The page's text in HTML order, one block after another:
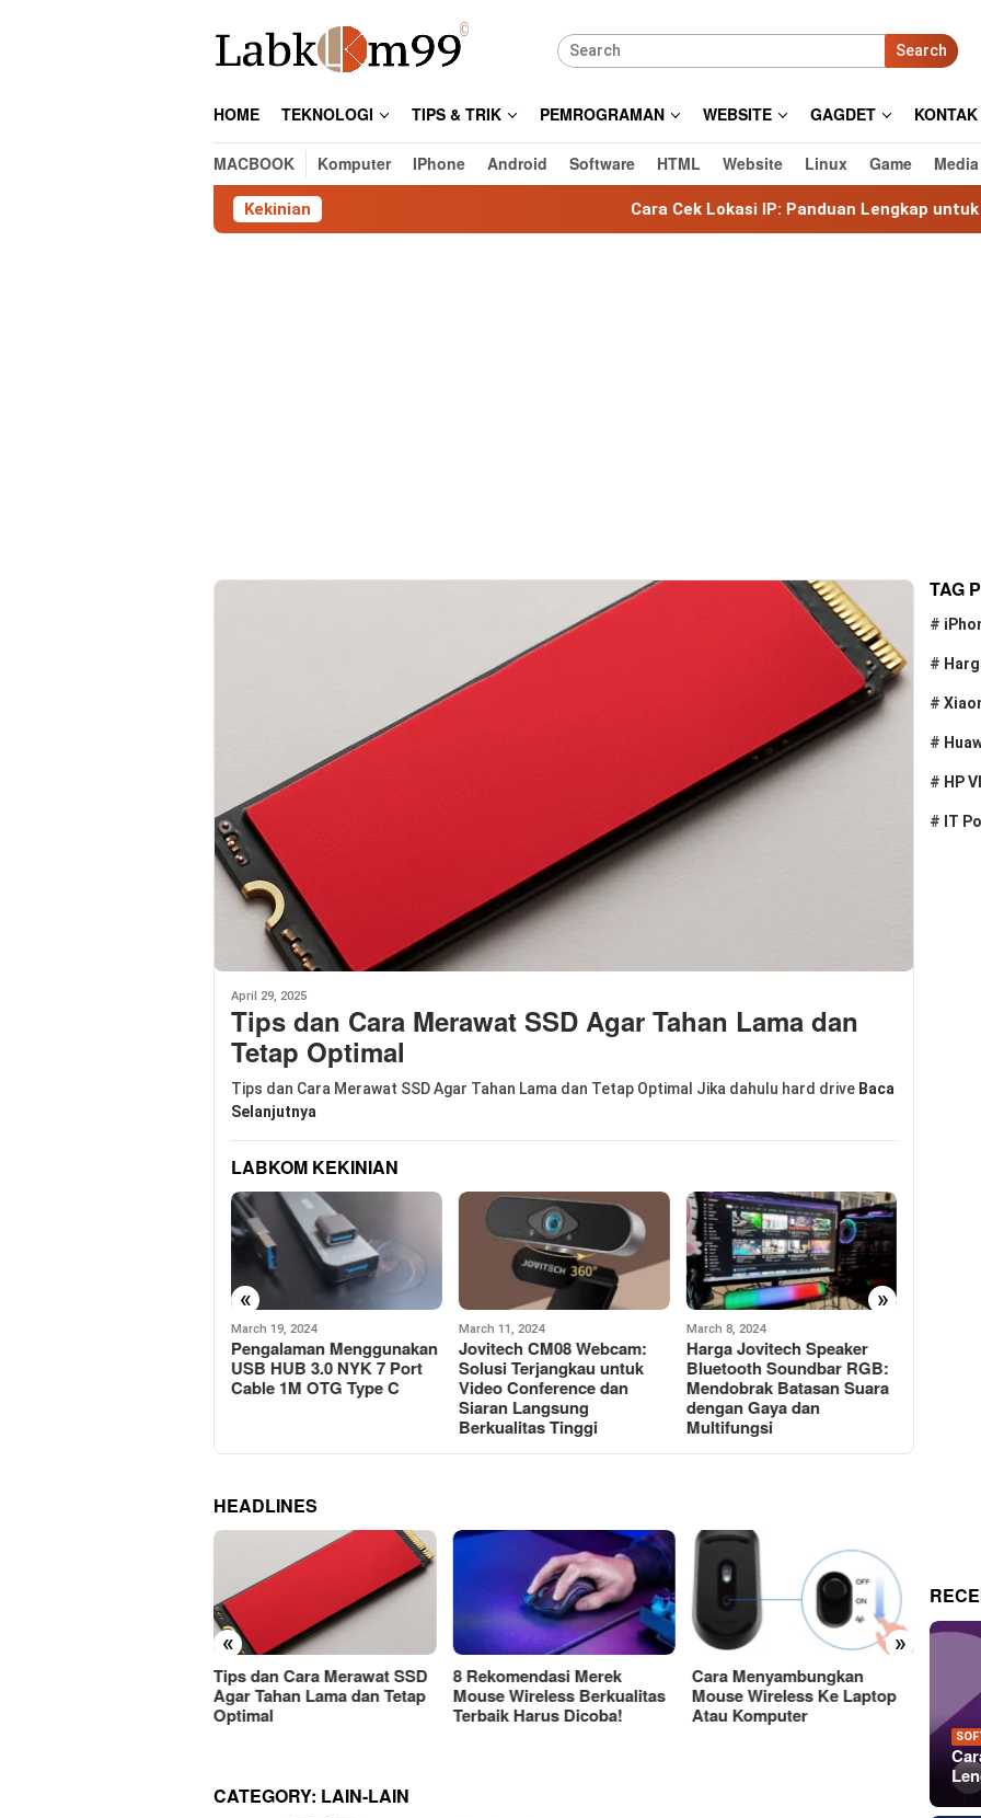
Search
HOME TEKNOLOGI TIPS & TRIK PEMROGRAMAN WEBSITE GAGDET
MACBOOK Komputer IPhone Android Software HTML Website Linux Game
Kekinian Cara Cek Lokasi IP: Panduan Lengkap untuk Mengetahui
April 29, 2025
Tips dan Cara Merawat SSD Agar Tahan Lama dan
Tetap Optimal
Tips dan Cara Merawat SSD Agar Tahan Lama dan Tetap Optimal Jika dahulu hard drive Baca
Selanjutnya
LABKOM KEKINIAN
« »
March 11, 2024
Jovitech CM08 Webcam:
Solusi Terjangkau untuk
Video Conference dan
March 8, 2024
Harga Jovitech Speaker
Bluetooth Soundbar RGB:
Mendobrak Batasan Suara
dengan Gaya dan
Multifungsi
March 7, 2024
Review Speaker Bluetooth
Portable Bass S16 –
Pengalaman Musik
Berkualitas dengan Harga
Terjangkau
HEADLINES
« »
8 Rekomendasi Merek
Mouse Wireless Berkualitas
Terbaik Harus Dicoba!
Cara Menyambungkan
Mouse Wireless Ke Laptop
Atau Komputer
Perbedaan Antara Layar
OLED Dan LCD Mana Yang
Lebih Baik?
15
Dan
CATEGORY: LAIN-LAIN
TAG
#
#
#
#
# HP
# IT